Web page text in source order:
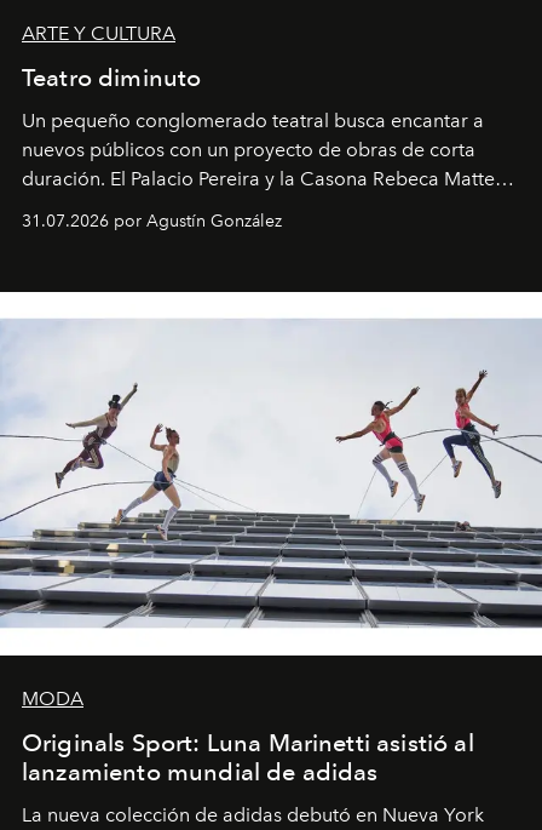
ARTE Y CULTURA
Teatro diminuto
Un pequeño conglomerado teatral busca encantar a
nuevos públicos con un proyecto de obras de corta
duración. El Palacio Pereira y la Casona Rebeca Matte
miniobras. Sus puestas en escena son limpias; ponen el
31.07.2026 por Agustín González
MODA
Originals Sport: Luna Marinetti asistió al
lanzamiento mundial de adidas
La nueva colección de adidas debutó en Nueva York